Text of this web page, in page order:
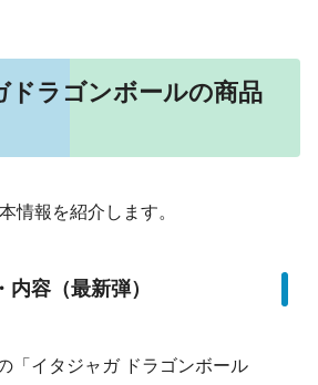
ドラゴンボールの商品
情報を紹介します。
容（最新弾）
「イタジャガ ドラゴンボール